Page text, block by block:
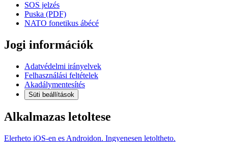
SOS jelzés
Puska (PDF)
NATO fonetikus ábécé
Jogi információk
Adatvédelmi irányelvek
Felhasználási feltételek
Akadálymentesítés
Süti beállítások
Alkalmazas letoltese
Elerheto iOS-en es Androidon. Ingyenesen letoltheto.